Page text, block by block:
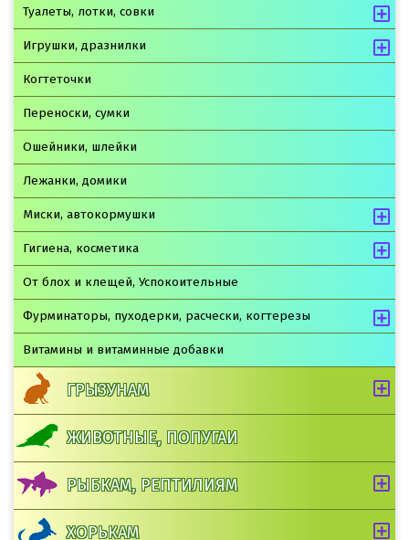
Туалеты, лотки, совки
Игрушки, дразнилки
Когтеточки
Переноски, сумки
Ошейники, шлейки
Лежанки, домики
Миски, автокормушки
Гигиена, косметика
От блох и клещей, Успокоительные
Фурминаторы, пуходерки, расчески, когтерезы
Витамины и витаминные добавки
ГРЫЗУНАМ
ЖИВОТНЫЕ, ПОПУГАИ
РЫБКАМ, РЕПТИЛИЯМ
ХОРЬКАМ